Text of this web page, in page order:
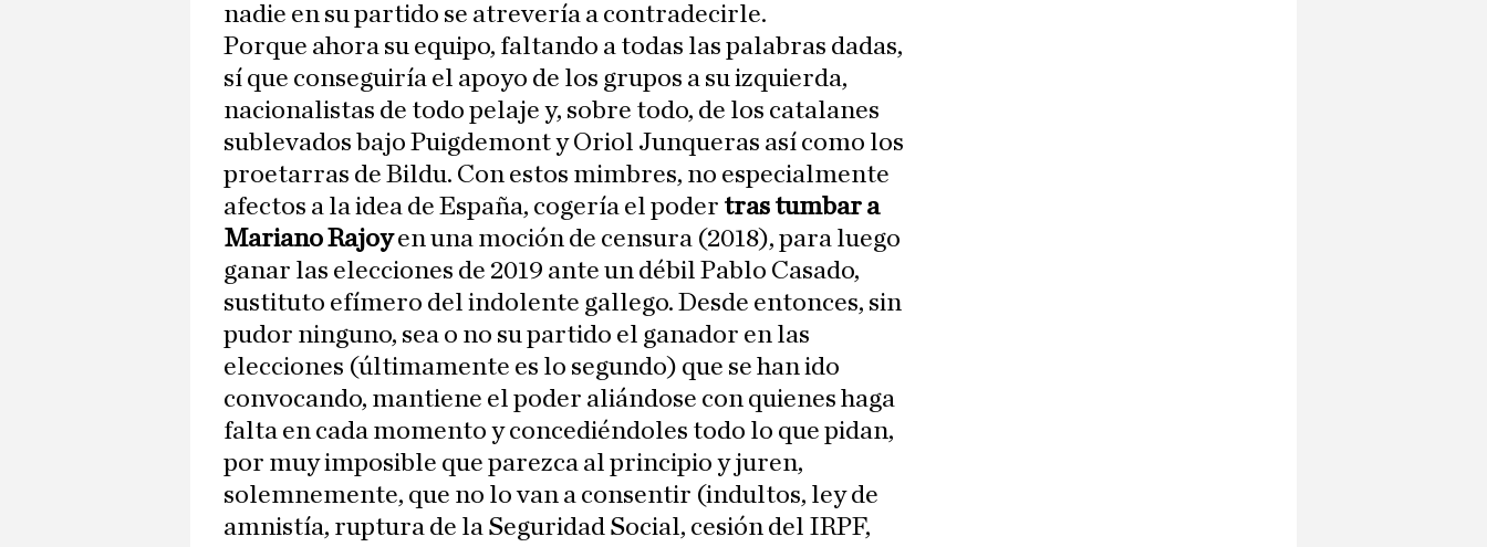
nadie en su partido se atrevería a contradecirle.
Porque ahora su equipo, faltando a todas las palabras dadas,
sí que conseguiría el apoyo de los grupos a su izquierda,
nacionalistas de todo pelaje y, sobre todo, de los catalanes
sublevados bajo Puigdemont y Oriol Junqueras así como los
proetarras de Bildu. Con estos mimbres, no especialmente
afectos a la idea de España, cogería el poder tras tumbar a
Mariano Rajoyen una moción de censura (2018), para luego
ganar las elecciones de 2019 ante un débil Pablo Casado,
sustituto efímero del indolente gallego. Desde entonces, sin
pudor ninguno, sea o no su partido el ganador en las
elecciones (últimamente es lo segundo) que se han ido
convocando, mantiene el poder aliándose con quienes haga
falta en cada momento y concediéndoles todo lo que pidan,
por muy imposible que parezca al principio y juren,
solemnemente, que no lo van a consentir (indultos, ley de
amnistía, ruptura de la Seguridad Social, cesión del IRPF,